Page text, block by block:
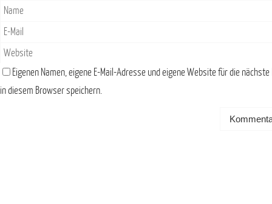
Eigenen Namen, eigene E-Mail-Adresse und eigene Website für die
in diesem Browser speichern.